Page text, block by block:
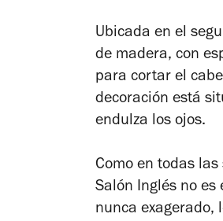
Ubicada en el
de madera, con
para cortar el
decoración está
endulza los ojos.
Como en todas
Salón Inglés no
nunca exagerado,